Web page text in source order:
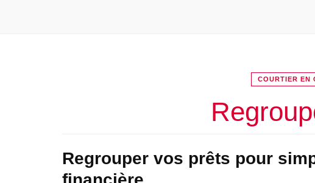
COURTIER EN
Regrouper vos prêts pour